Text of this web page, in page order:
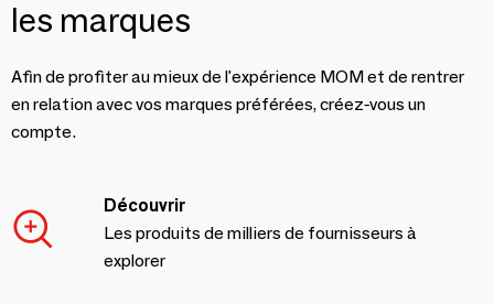
les marques
Afin de profiter au mieux de l'expérience MOM et de rentrer
en relation avec vos marques préférées, créez-vous un
compte.
Découvrir
Les produits de milliers de fournisseurs à
explorer